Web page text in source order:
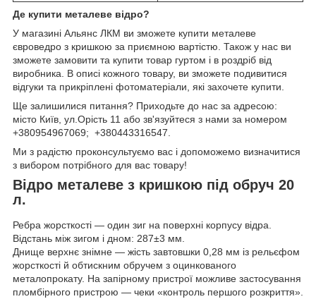
Де купити металеве відро?
У магазині Альянс ЛКМ ви зможете купити металеве
євроведро з кришкою за приємною вартістю. Також у нас ви
зможете замовити та купити товар гуртом і в роздріб від
виробника. В описі кожного товару, ви зможете подивитися
відгуки та прикріплені фотоматеріали, які захочете купити.
Ще залишилися питання? Приходьте до нас за адресою:
місто Київ, ул.Орість 11 або зв'язуйтеся з нами за номером
+380954967069; +380443316547.
Ми з радістю проконсультуємо вас і допоможемо визначитися
з вибором потрібного для вас товару!
Відро металеве з кришкою під обруч 20
л.
Ребра жорсткості — один зиг на поверхні корпусу відра.
Відстань між зигом і дном: 287±3 мм.
Днище верхнє знімне — жість завтовшки 0,28 мм із рельєфом
жорсткості й обтискним обручем з оцинкованого
металопрокату. На запірному пристрої можливе застосування
пломбірного пристрою — чеки «контроль першого розкриття».